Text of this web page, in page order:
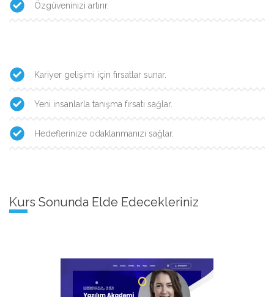
Özgüveninizi artırır.
Kariyer gelişimi için fırsatlar sunar.
Yeni insanlarla tanışma fırsatı sağlar.
Hedeflerinize odaklanmanızı sağlar.
Kurs Sonunda Elde Edecekleriniz